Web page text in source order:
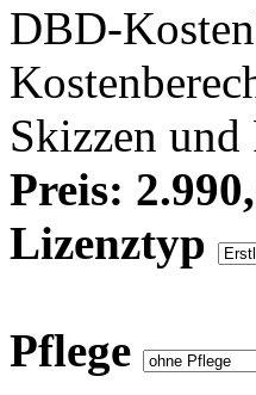
DBD-
Skizzen und
Preis:
Lizenztyp
Pflege